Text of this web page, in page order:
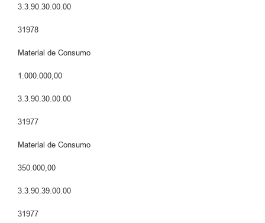
3.3.90.30.00.00
31978
Material de Consumo
1.000.000,00
3.3.90.30.00.00
31977
Material de Consumo
350.000,00
3.3.90.39.00.00
31977